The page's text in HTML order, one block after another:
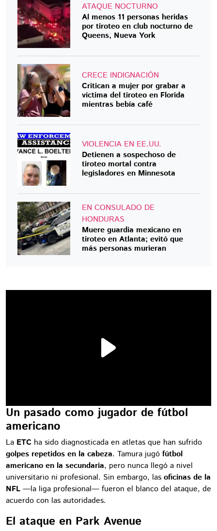
ATAQUE NOCTURNO
Al menos 11 personas heridas
por tiroteo en club nocturno de
Queens, Nueva York
CRECE INDIGNACIÓN
Critican a mujer por grabar a
víctima del tiroteo en Florida
mientras bebía café
VIOLENCIA EN EE.UU.
Detienen a sospechoso de
tiroteo mortal contra
legisladores en Minnesota
EN CONSULADO DE
HONDURAS
Muere guardia mexicano en
tiroteo en Atlanta; evitó que
más personas murieran
Un pasado como jugador de fútbol
americano
La ETC ha sido diagnosticada en atletas que han sufrido
golpes repetidos en la cabeza. Tamura jugó fútbol
americano en la secundaria, pero nunca llegó a nivel
universitario ni profesional. Sin embargo, las oficinas de la
NFL —la liga profesional— fueron el blanco del ataque, de
acuerdo con las autoridades.
El ataque en Park Avenue